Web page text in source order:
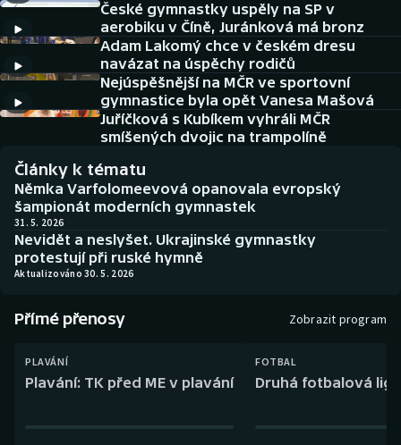
Cyklistika
DALŠÍ SPORTY
Americký fotbal
Baseball a softbal
Basketbal
Biatlon
Boby a skeleton
Box
Curling
NEPŘEHLÉDNĚTE
Historické návraty
Aplikace ČT sport
AZ kvíz
České gymnastky uspěly na SP v
aerobiku v Číně, Juránková má bronz
Adam Lakomý chce v českém dresu
navázat na úspěchy rodičů
Nejúspěšnější na MČR ve sportovní
gymnastice byla opět Vanesa Mašová
Juříčková s Kubíkem vyhráli MČR
smíšených dvojic na trampolíně
Články k tématu
Němka Varfolomeevová opanovala evropský
šampionát moderních gymnastek
31. 5. 2026
Nevidět a neslyšet. Ukrajinské gymnastky
protestují při ruské hymně
Aktualizováno 30. 5. 2026
Přímé přenosy Zobrazit program
PLAVÁNÍ
Plavání: TK před ME v plavání
FOTBAL
Druhá fotbalová